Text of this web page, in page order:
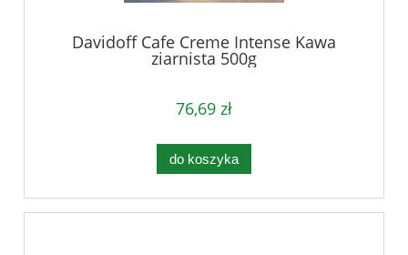
Davidoff Cafe Creme Intense Kawa
ziarnista 500g
76,69 zł
do koszyka